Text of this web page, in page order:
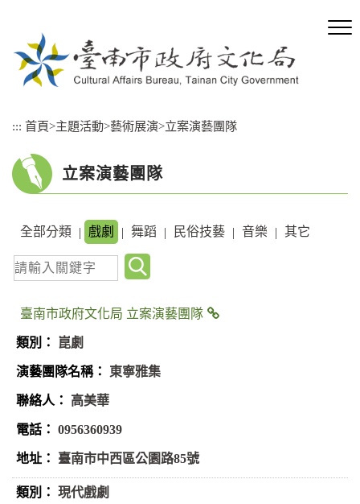
::: 首頁>主題活動>藝術展演>立案演藝團隊
立案演藝團隊
全部分類 | 戲劇 | 舞蹈 | 民俗技藝 | 音樂 | 其它
關
鍵
字
詢
臺南市政府文化局 立案演藝團隊
崑劇
東寧雅集
高美華
0956360939
臺南市中西區公園路85號
現代戲劇